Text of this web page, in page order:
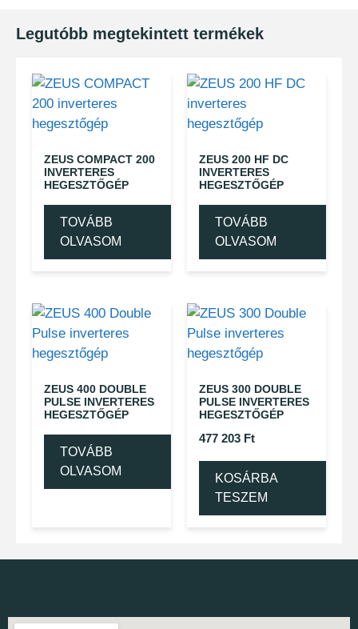
Legutóbb megtekintett termékek
ZEUS COMPACT 200
INVERTERES
HEGESZTŐGÉP
TOVÁBB
OLVASOM
ZEUS 200 HF DC
INVERTERES
HEGESZTŐGÉP
TOVÁBB
OLVASOM
ZEUS 400 DOUBLE
PULSE INVERTERES
HEGESZTŐGÉP
TOVÁBB
OLVASOM
ZEUS 300 DOUBLE
PULSE INVERTERES
HEGESZTŐGÉP
477 203 Ft
KOSÁRBA
TESZEM